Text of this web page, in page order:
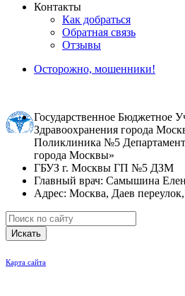
Контакты
Как добраться
Обратная связь
Отзывы
Осторожно, мошенники!
Государственное Бюджетное
Здравоохранения города
Поликлиника №5
города Москвы»
ГБУЗ г. Москвы ГП №5 ДЗМ
Главный врач: Самышина
Адрес: Москва, Даев
Искать
Карта сайта